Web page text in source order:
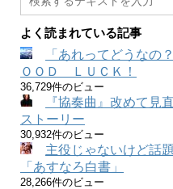
よく読まれている記事
「あれってどうなの
ＯＯＤ ＬＵＣＫ！
36,729件のビュー
『協奏曲』改めて見
ストーリー
30,932件のビュー
主役じゃないけど話
「あすなろ白書」
28,266件のビュー